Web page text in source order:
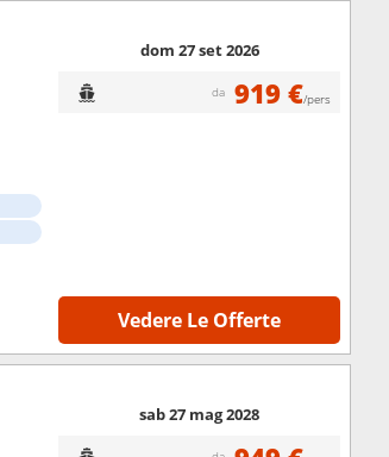
dom 27 set 2026
da 919 €/pers
Vedere Le Offerte
sab 27 mag 2028